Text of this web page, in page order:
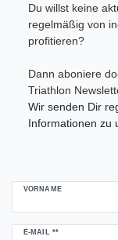
Du willst keine
regelmäßig von
profitieren?
Dann aboniere
Triathlon
Wir senden Dir
Informationen zu
VORNAME
E-MAIL **
Newsletter